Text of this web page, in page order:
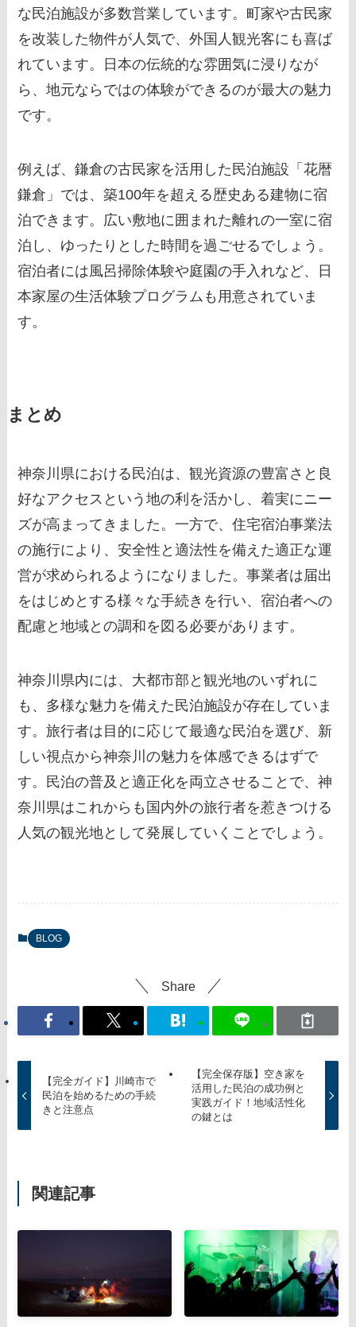
な民泊施設が多数営業しています。町家や古民家
を改装した物件が人気で、外国人観光客にも喜ば
れています。日本の伝統的な雰囲気に浸りなが
ら、地元ならではの体験ができるのが最大の魅力
です。
例えば、鎌倉の古民家を活用した民泊施設「花暦
鎌倉」では、築100年を超える歴史ある建物に宿
泊できます。広い敷地に囲まれた離れの一室に宿
泊し、ゆったりとした時間を過ごせるでしょう。
宿泊者には風呂掃除体験や庭園の手入れなど、日
本家屋の生活体験プログラムも用意されていま
す。
まとめ
神奈川県における民泊は、観光資源の豊富さと良
好なアクセスという地の利を活かし、着実にニー
ズが高まってきました。一方で、住宅宿泊事業法
の施行により、安全性と適法性を備えた適正な運
営が求められるようになりました。事業者は届出
をはじめとする様々な手続きを行い、宿泊者への
配慮と地域との調和を図る必要があります。
神奈川県内には、大都市部と観光地のいずれに
も、多様な魅力を備えた民泊施設が存在していま
す。旅行者は目的に応じて最適な民泊を選び、新
しい視点から神奈川の魅力を体感できるはずで
す。民泊の普及と適正化を両立させることで、神
奈川県はこれからも国内外の旅行者を惹きつける
人気の観光地として発展していくことでしょう。
BLOG
Share
【完全ガイド】川崎市で
民泊を始めるための手続
きと注意点
【完全保存版】空き家を
活用した民泊の成功例と
実践ガイド！地域活性化
の鍵とは
関連記事